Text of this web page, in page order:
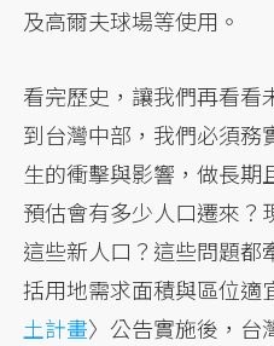
及高爾夫球場等使用。
看完歷史，讓我們再看看
到台灣中部，我們必須務
生的衝擊與影響，做長期
預估會有多少人口遷來？
這些新人口？這些問題都
括用地需求面積與區位適
土計畫〉公告實施後，台